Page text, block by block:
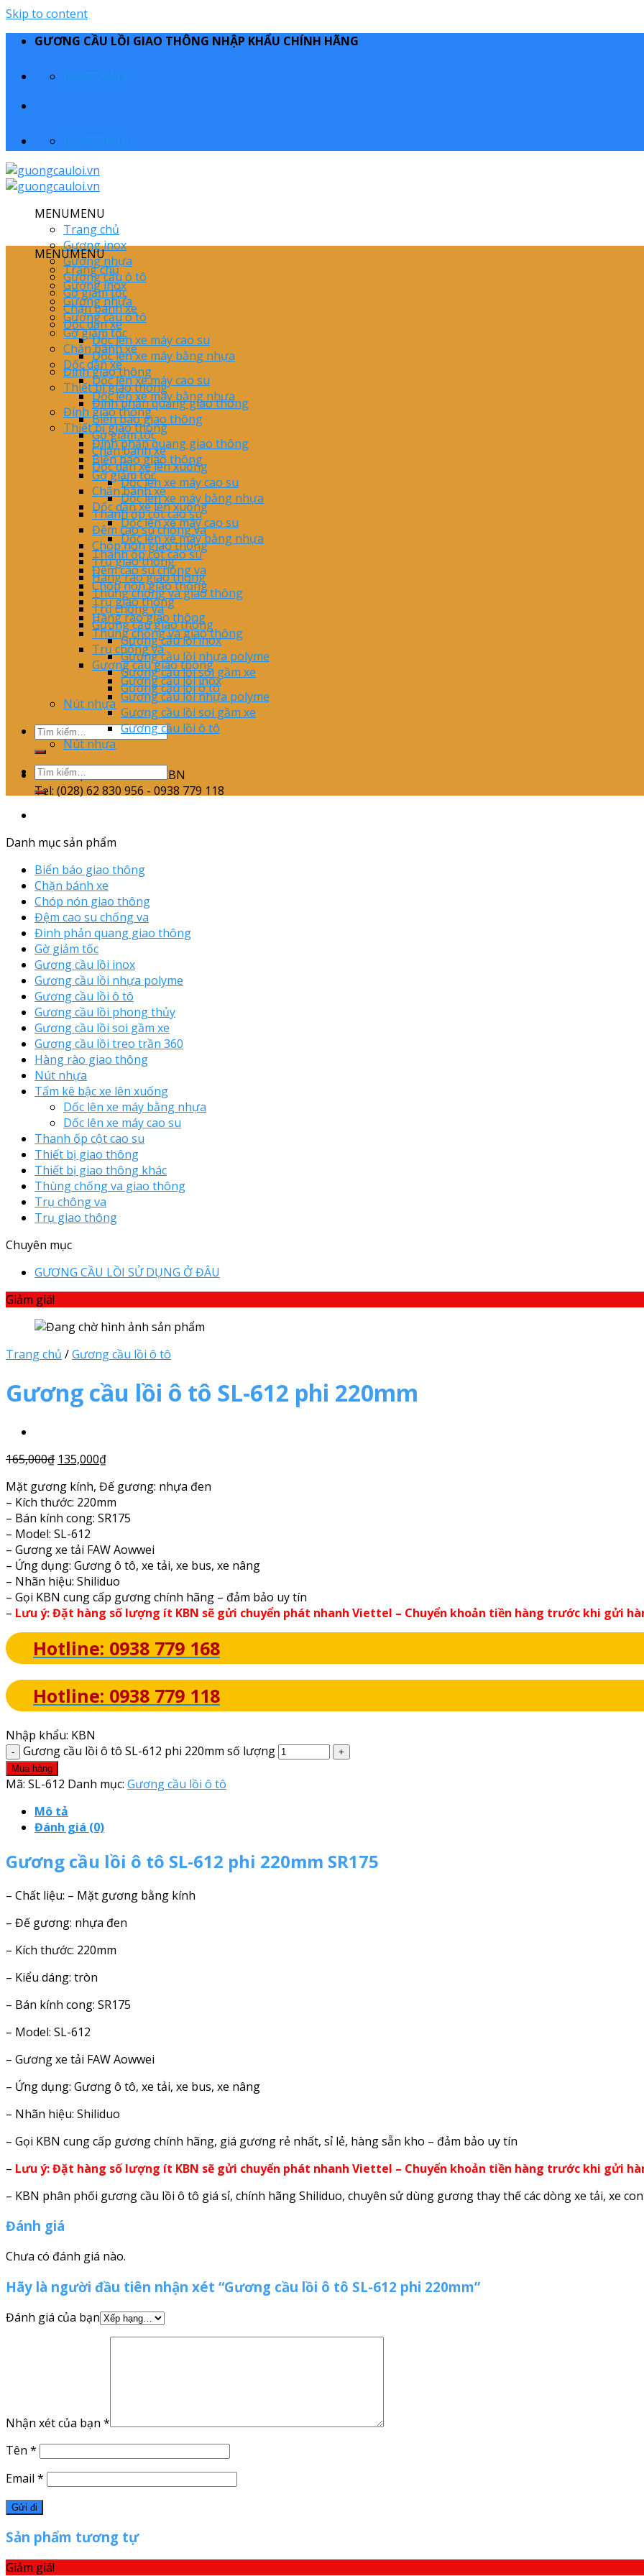
Skip to content
GƯƠNG CẦU LỒI GIAO THÔNG NHẬP KHẨU CHÍNH HÃNG
MENUMENU
Trang chủ
Gương inox
Gương nhựa
Gương cầu ô tô
Gờ giảm tốc
Chặn bánh xe
Dốc dẫn xe
Dốc lên xe máy cao su
Dốc lên xe máy bằng nhựa
Đinh giao thông
Thiết bị giao thông
Đinh phản quang giao thông
Biển báo giao thông
Gờ giảm tốc
Chặn bánh xe
Dốc dẫn xe lên xuống
Dốc lên xe máy cao su
Dốc lên xe máy bằng nhựa
Thanh ốp cột cao su
Đệm cao su chống va
Chóp nón giao thông
Trụ giao thông
Hàng rào giao thông
Thùng chống va giao thông
Trụ chông va
Gương cầu giao thông
Gương cầu lồi inox
Gương cầu lồi nhựa polyme
Gương cầu lồi soi gầm xe
Gương cầu lồi ô tô
Nút nhựa
THIẾT BỊ GIAO THÔNG KBN
Tel: (028) 62 830 956 - 0938 779 118
MENUMENU
Trang chủ
Gương inox
Gương nhựa
Gương cầu ô tô
Gờ giảm tốc
Chặn bánh xe
Dốc dẫn xe
Dốc lên xe máy cao su
Dốc lên xe máy bằng nhựa
Đinh giao thông
Thiết bị giao thông
Đinh phản quang giao thông
Biển báo giao thông
Gờ giảm tốc
Chặn bánh xe
Dốc dẫn xe lên xuống
Dốc lên xe máy cao su
Dốc lên xe máy bằng nhựa
Thanh ốp cột cao su
Đệm cao su chống va
Chóp nón giao thông
Trụ giao thông
Hàng rào giao thông
Thùng chống va giao thông
Trụ chông va
Gương cầu giao thông
Gương cầu lồi inox
Gương cầu lồi nhựa polyme
Gương cầu lồi soi gầm xe
Gương cầu lồi ô tô
Nút nhựa
Danh mục sản phẩm
Biển báo giao thông
Chặn bánh xe
Chóp nón giao thông
Đệm cao su chống va
Đinh phản quang giao thông
Gờ giảm tốc
Gương cầu lồi inox
Gương cầu lồi nhựa polyme
Gương cầu lồi ô tô
Gương cầu lồi phong thủy
Gương cầu lồi soi gầm xe
Gương cầu lồi treo trần 360
Hàng rào giao thông
Nút nhựa
Tấm kê bậc xe lên xuống
Dốc lên xe máy bằng nhựa
Dốc lên xe máy cao su
Thanh ốp cột cao su
Thiết bị giao thông
Thiết bị giao thông khác
Thùng chống va giao thông
Trụ chông va
Trụ giao thông
Chuyên mục
GƯƠNG CẦU LỒI SỬ DỤNG Ở ĐÂU
Giảm giá!
Trang chủ /Gương cầu lồi ô tô
Gương cầu lồi ô tô SL-612 phi 220mm
165,000₫ 135,000₫
Mặt gương kính, Đế gương: nhựa đen
– Kích thước: 220mm
– Bán kính cong: SR175
– Model: SL-612
– Gương xe tải FAW Aowwei
– Ứng dụng: Gương ô tô, xe tải, xe bus, xe nâng
– Nhãn hiệu: Shiliduo
– Gọi KBN cung cấp gương chính hãng – đảm bảo uy tín
– Lưu ý: Đặt hàng số lượng ít KBN sẽ gửi chuyển phát nhanh Viettel – Chuyển khoản tiền hàng trước khi gửi
Hotline: 0938 779 168
Hotline: 0938 779 118
Nhập khẩu: KBN
Gương cầu lồi ô tô SL-612 phi 220mm số lượng
Mua hàng
Mã: SL-612 Danh mục: Gương cầu lồi ô tô
Mô tả
Đánh giá (0)
Gương cầu lồi ô tô SL-612 phi 220mm SR175
– Chất liệu: – Mặt gương bằng kính
– Đế gương: nhựa đen
– Kích thước: 220mm
– Kiểu dáng: tròn
– Bán kính cong: SR175
– Model: SL-612
– Gương xe tải FAW Aowwei
– Ứng dụng: Gương ô tô, xe tải, xe bus, xe nâng
– Nhãn hiệu: Shiliduo
– Gọi KBN cung cấp gương chính hãng, giá gương rẻ nhất, sỉ lẻ, hàng sẵn kho – đảm bảo uy tín
– Lưu ý: Đặt hàng số lượng ít KBN sẽ gửi chuyển phát nhanh Viettel – Chuyển khoản tiền hàng trước khi gửi
– KBN phân phối gương cầu lồi ô tô giá sỉ, chính hãng Shiliduo, chuyên sử dùng gương thay thế các dòng xe tải, xe
Đánh giá
Chưa có đánh giá nào.
Hãy là người đầu tiên nhận xét “Gương cầu lồi ô tô SL-612 phi 220mm”
Đánh giá của bạn
Nhận xét của bạn *
Tên *
Email *
Sản phẩm tương tự
Giảm giá!